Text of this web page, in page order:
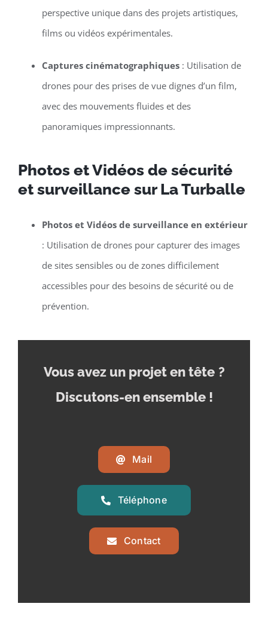
perspective unique dans des projets artistiques,
films ou vidéos expérimentales.
Captures cinématographiques: Utilisation de
drones pour des prises de vue dignes d’un film,
avec des mouvements fluides et des
panoramiques impressionnants.
Photos et Vidéos de sécurité
et surveillance sur La Turballe
Photos et Vidéos de surveillance en extérieur
: Utilisation de drones pour capturer des images
de sites sensibles ou de zones difficilement
accessibles pour des besoins de sécurité ou de
prévention.
Vous avez un projet en tête ?
Discutons-en ensemble !
Mail
Téléphone
Contact